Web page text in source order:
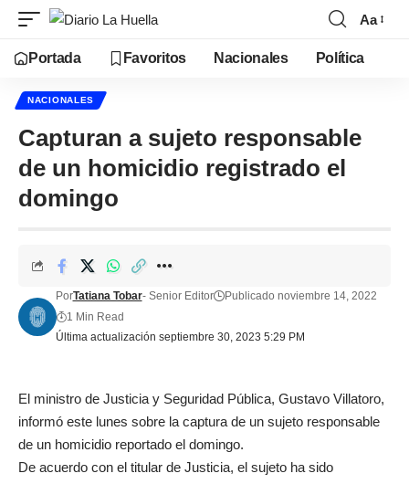
Aa
Portada Favoritos Nacionales Política
NACIONALES
Capturan a sujeto responsable
de un homicidio registrado el
domingo
Última actualización septiembre 30, 2023 5:29 PM
PorTatiana Tobar- Senior Editor
Publicado noviembre 14, 2022
1 Min Read
El ministro de Justicia y Seguridad Pública, Gustavo Villatoro,
informó este lunes sobre la captura de un sujeto responsable
de un homicidio reportado el domingo.
De acuerdo con el titular de Justicia, el sujeto ha sido